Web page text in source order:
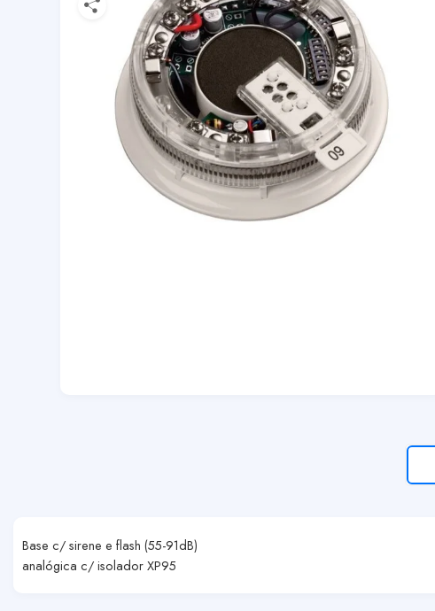
Base c/ sirene e flash (55-91dB)
analógica c/ isolador XP95